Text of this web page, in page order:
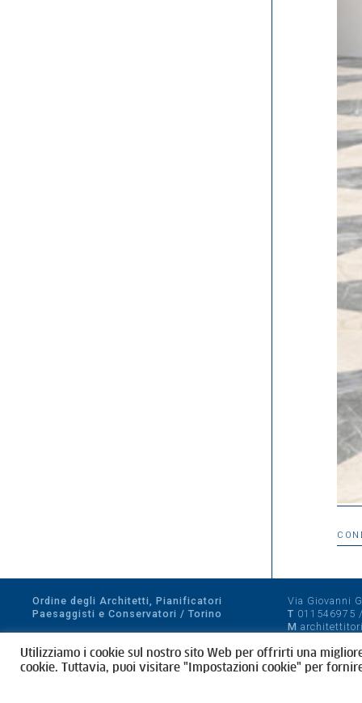
Ordine degli Architetti, Pianificatori
Paesaggisti e Conservatori / Torino
CF 80089280012
Via Giovanni
T 011546975
M
Utilizziamo i cookie sul nostro sito Web per offrirti una
cookie. Tuttavia, puoi visitare "Impostazioni cookie" per